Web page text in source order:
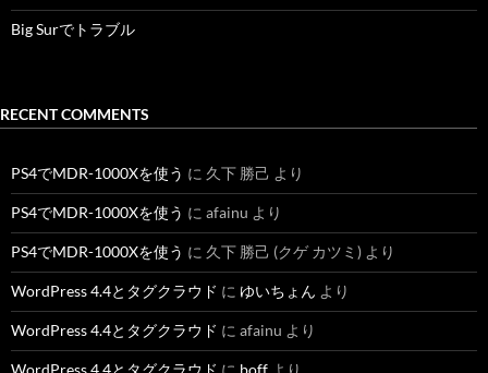
Big Surでトラブル
RECENT COMMENTS
PS4でMDR-1000Xを使う に 久下 勝己 より
PS4でMDR-1000Xを使う に afainu より
PS4でMDR-1000Xを使う に 久下 勝己 (クゲ カツミ) より
WordPress 4.4とタグクラウド に ゆいちょん より
WordPress 4.4とタグクラウド に afainu より
WordPress 4.4とタグクラウド に boff より